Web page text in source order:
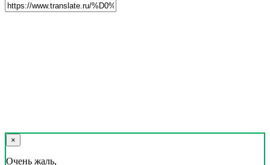
×
Очень жаль,